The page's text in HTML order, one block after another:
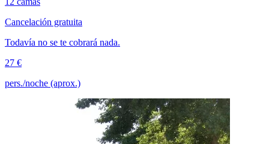
Cancelación gratuita
Todavía no se te cobrará nada.
27 €
pers./noche (aprox.)